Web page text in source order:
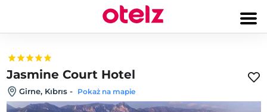
Jasmine Court Hotel
Girne, Kıbrıs - Pokaż na mapie